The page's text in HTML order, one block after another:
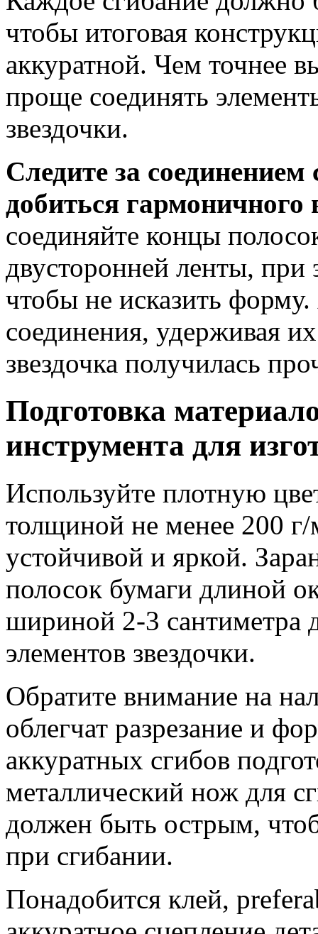
чтобы итоговая
аккуратной. Чем точнее
проще соединять
звездочки.
Следите за
добиться гармоничного
соединяйте концы
двусторонней ленты, при
чтобы не исказить
соединения, удерживая
звездочка получилась
Подготовка
инструмента для
Используйте плотную
толщиной не менее 200
устойчивой и яркой.
полосок бумаги длиной
шириной 2-3 сантиметра
элементов звездочки.
Обратите внимание на
облегчат разрезание и
аккуратных сгибов
металлический нож для
должен быть острым,
при сгибании.
Понадобится клей,